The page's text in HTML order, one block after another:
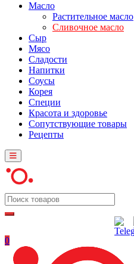
Масло
Растительное масло
Сливочное масло
Сыр
Мясо
Сладости
Напитки
Соусы
Корея
Специи
Красота и здоровье
Сопутствующие товары
Рецепты
0